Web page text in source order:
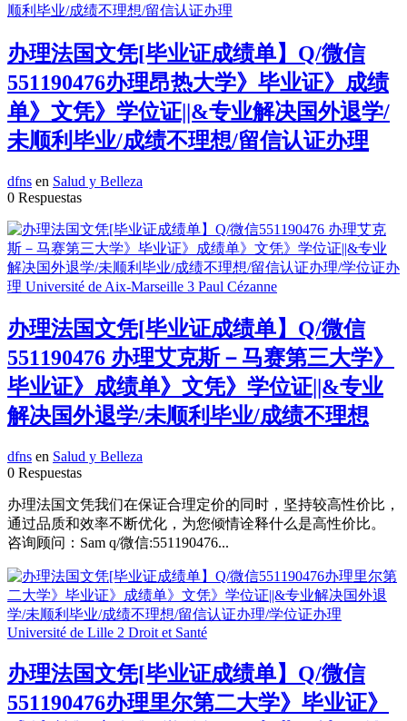
办理法国文凭[毕业证成绩单】Q/微信
551190476办理昂热大学》毕业证》成绩
单》文凭》学位证||&专业解决国外退学/
未顺利毕业/成绩不理想/留信认证办理
dfns en Salud y Belleza
0 Respuestas
办理法国文凭[毕业证成绩单】Q/微信
551190476 办理艾克斯－马赛第三大学》
毕业证》成绩单》文凭》学位证||&专业
解决国外退学/未顺利毕业/成绩不理想
dfns en Salud y Belleza
0 Respuestas
办理法国文凭我们在保证合理定价的同时，坚持较高性价比，
通过品质和效率不断优化，为您倾情诠释什么是高性价比。
咨询顾问：Sam q/微信:551190476...
办理法国文凭[毕业证成绩单】Q/微信
551190476办理里尔第二大学》毕业证》